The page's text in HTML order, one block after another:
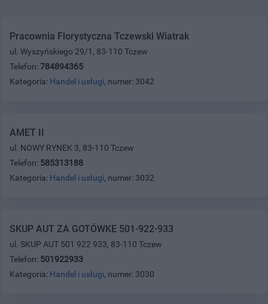
Pracownia Florystyczna Tczewski Wiatrak
ul. Wyszyńskiego 29/1, 83-110 Tczew
Telefon: 784894365
Kategoria: Handel i usługi, numer: 3042
AMET II
ul. NOWY RYNEK 3, 83-110 Tczew
Telefon: 585313188
Kategoria: Handel i usługi, numer: 3032
SKUP AUT ZA GOTÓWKE 501-922-933
ul. SKUP AUT 501 922 933, 83-110 Tczew
Telefon: 501922933
Kategoria: Handel i usługi, numer: 3030